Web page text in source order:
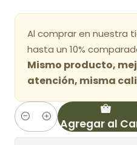
Al comprar en nuestra
hasta un 10%
Mismo producto,
atención, misma
Cantidad Agregar al